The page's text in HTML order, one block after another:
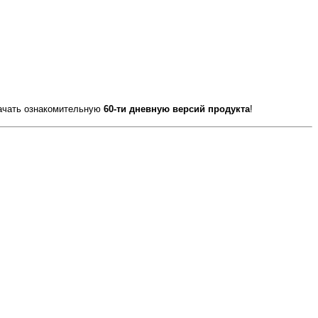
ознакомительную 60-ти дневную версий продукта!